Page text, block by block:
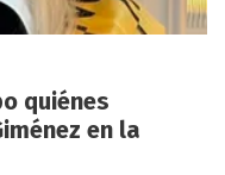
quiénes
en la